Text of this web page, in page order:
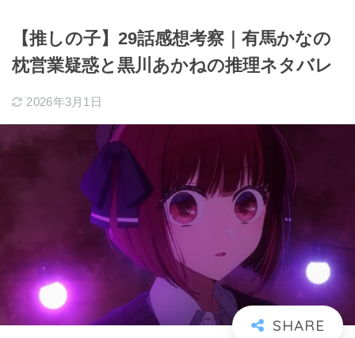
【推しの子】29話感想考察｜有馬かなの
枕営業疑惑と黒川あかねの推理ネタバレ
2026年3月1日